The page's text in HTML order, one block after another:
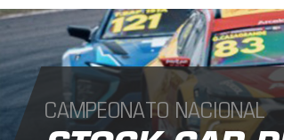
CAMPEONATO NACIONAL